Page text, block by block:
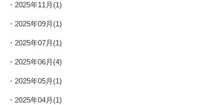
2025年11月(1)
2025年09月(1)
2025年07月(1)
2025年06月(4)
2025年05月(1)
2025年04月(1)